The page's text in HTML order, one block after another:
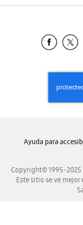
Copyright© 1995-2025
Este sitio se ve
Ayuda para